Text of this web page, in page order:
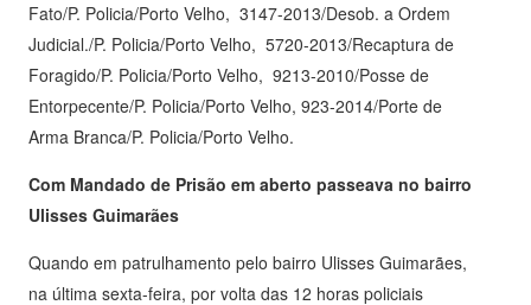
Fato/P. Policia/Porto Velho, 3147-2013/Desob. a Ordem
Judicial./P. Policia/Porto Velho, 5720-2013/Recaptura de
Foragido/P. Policia/Porto Velho, 9213-2010/Posse de
Entorpecente/P. Policia/Porto Velho, 923-2014/Porte de
Arma Branca/P. Policia/Porto Velho.
Com Mandado de Prisão em aberto passeava no bairro
Ulisses Guimarães
Quando em patrulhamento pelo bairro Ulisses Guimarães,
na última sexta-feira, por volta das 12 horas policiais